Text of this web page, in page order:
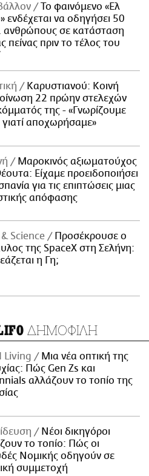
Το φαινόμενο «Ελ
ενδέχεται να οδηγήσει 50
ανθρώπους σε κατάσταση
πείνας πριν το τέλος του
Καρυστιανού: Κοινή
22 πρώην στελεχών
της - «Γνωρίζουμε
αποχωρήσαμε»
Μαροκινός αξιωματούχος
Είχαμε προειδοποιήσει
για τις επιπτώσεις μιας
απόφασης
& Science
Προσέκρουσε ο
της SpaceX στη Σελήνη:
η Γη;
ΔΗΜΟΦΙΛΗ
Living
Μια νέα οπτική της
Πώς Gen Zs και
αλλάζουν το τοπίο της
Νέοι δικηγόροι
το τοπίο: Πώς οι
Νομικής οδηγούν σε
συμμετοχή